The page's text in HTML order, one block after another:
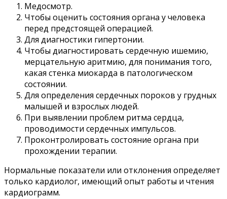
Медосмотр.
Чтобы оценить состояния органа у человека
перед предстоящей операцией.
Для диагностики гипертонии.
Чтобы диагностировать сердечную ишемию,
мерцательную аритмию, для понимания того,
какая стенка миокарда в патологическом
состоянии.
Для определения сердечных пороков у грудных
малышей и взрослых людей.
При выявлении проблем ритма сердца,
проводимости сердечных импульсов.
Проконтролировать состояние органа при
прохождении терапии.
Нормальные показатели или отклонения определяет
только кардиолог, имеющий опыт работы и чтения
кардиограмм.